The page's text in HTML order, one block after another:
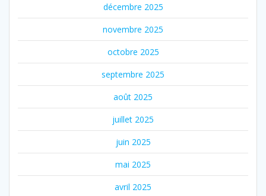
décembre 2025
novembre 2025
octobre 2025
septembre 2025
août 2025
juillet 2025
juin 2025
mai 2025
avril 2025